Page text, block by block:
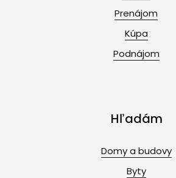
Prenájom
Kúpa
Podnájom
Hľadám
Domy a budovy
Byty